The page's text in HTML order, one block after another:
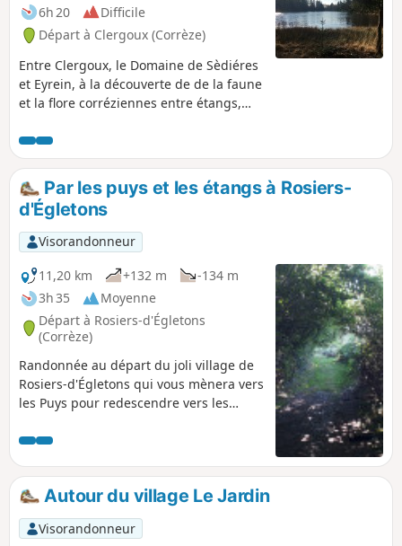
6h 20
Difficile
Départ à Clergoux (Corrèze)
Entre Clergoux, le Domaine de Sèdiéres
et Eyrein, à la découverte de de la faune
et la flore corréziennes entre étangs,
Par les puys et les étangs à Rosiers-
d'Égletons
Visorandonneur
11,20 km
+132 m
-134 m
3h 35
Moyenne
Départ à Rosiers-d'Égletons
(Corrèze)
Randonnée au départ du joli village de
Rosiers-d'Égletons qui vous mènera vers
les Puys pour redescendre vers les
champs. 70% du circuit est en forêt.
Autour du village Le Jardin
Visorandonneur